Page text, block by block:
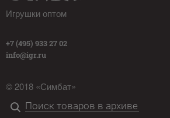
Игрушки оптом
+7 (495) 933 27 02
info@igr.ru
© 2018 «Симбат»